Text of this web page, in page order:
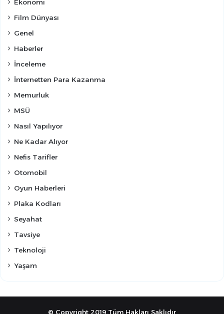
Ekonomi
Film Dünyası
Genel
Haberler
İnceleme
İnternetten Para Kazanma
Memurluk
MSÜ
Nasıl Yapılıyor
Ne Kadar Alıyor
Nefis Tarifler
Otomobil
Oyun Haberleri
Plaka Kodları
Seyahat
Tavsiye
Teknoloji
Yaşam
© Copyright 2019,Tüm Hakları Saklıdır